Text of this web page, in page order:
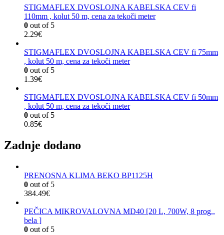
STIGMAFLEX DVOSLOJNA KABELSKA CEV fi
110mm , kolut 50 m, cena za tekoči meter
0 out of 5
2.29€
STIGMAFLEX DVOSLOJNA KABELSKA CEV fi 75mm
, kolut 50 m, cena za tekoči meter
0 out of 5
1.39€
STIGMAFLEX DVOSLOJNA KABELSKA CEV fi 50mm
, kolut 50 m, cena za tekoči meter
0 out of 5
0.85€
Zadnje dodano
PRENOSNA KLIMA BEKO BP1125H
0 out of 5
384.49€
PEČICA MIKROVALOVNA MD40 [20 L, 700W, 8 prog.,
bela ]
0 out of 5